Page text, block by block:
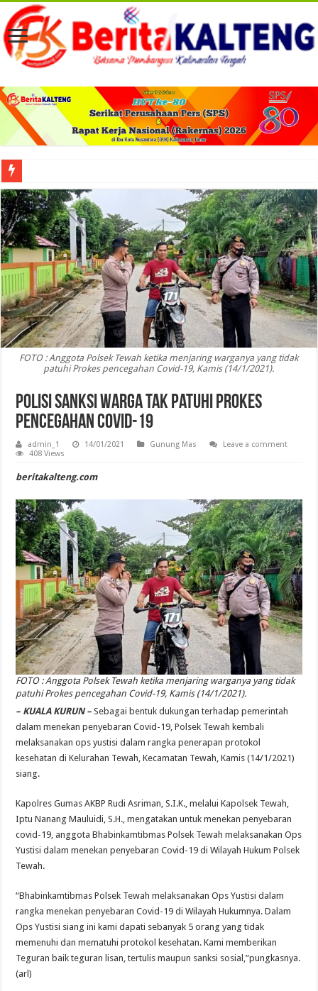
Viral! Selama Dua Bulan Lebih Siltap Serta Tunjangan Pemdes dan BPD di
FOTO : Anggota Polsek Tewah ketika menjaring warganya yang tidak
patuhi Prokes pencegahan Covid-19, Kamis (14/1/2021).
Polisi Sanksi Warga Tak Patuhi Prokes
Pencegahan Covid-19
admin_1 14/01/2021 Gunung Mas
Leave a comment
408 Views
beritakalteng.com
FOTO : Anggota Polsek Tewah ketika menjaring warganya yang tidak
patuhi Prokes pencegahan Covid-19, Kamis (14/1/2021).
– KUALA KURUN – Sebagai bentuk dukungan terhadap pemerintah
dalam menekan penyebaran Covid-19, Polsek Tewah kembali
melaksanakan ops yustisi dalam rangka penerapan protokol
kesehatan di Kelurahan Tewah, Kecamatan Tewah, Kamis (14/1/2021)
siang.
Kapolres Gumas AKBP Rudi Asriman, S.I.K., melalui Kapolsek Tewah,
Iptu Nanang Mauluidi, S.H., mengatakan untuk menekan penyebaran
covid-19, anggota Bhabinkamtibmas Polsek Tewah melaksanakan Ops
Yustisi dalam menekan penyebaran Covid-19 di Wilayah Hukum Polsek
Tewah.
“Bhabinkamtibmas Polsek Tewah melaksanakan Ops Yustisi dalam
rangka menekan penyebaran Covid-19 di Wilayah Hukumnya. Dalam
Ops Yustisi siang ini kami dapati sebanyak 5 orang yang tidak
memenuhi dan mematuhi protokol kesehatan. Kami memberikan
Teguran baik teguran lisan, tertulis maupun sanksi sosial,”pungkasnya.
(arl)